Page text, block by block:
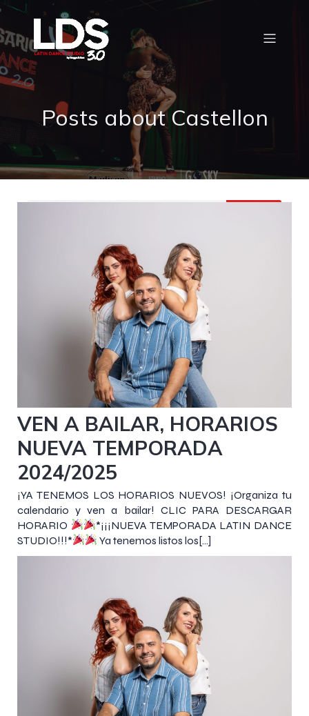
Posts about Castellon
VEN A BAILAR, HORARIOS
NUEVA TEMPORADA
2024/2025
¡YA TENEMOS LOS HORARIOS NUEVOS! ¡Organiza tu
calendario y ven a bailar! CLIC PARA DESCARGAR
HORARIO
*¡¡¡NUEVA TEMPORADA LATIN DANCE
STUDIO!!!*
Ya tenemos listos los[…]